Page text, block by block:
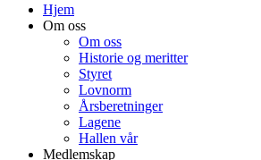
Hjem
Om oss
Om oss
Historie og meritter
Styret
Lovnorm
Årsberetninger
Lagene
Hallen vår
Medlemskap